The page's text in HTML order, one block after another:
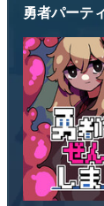
勇者パーテ